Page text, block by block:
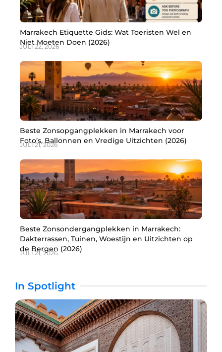
Marrakech Etiquette Gids: Wat Toeristen Wel en
Niet Moeten Doen (2026)
JULI 22, 2026
Beste Zonsopgangplekken in Marrakech voor
Foto’s, Ballonnen en Vredige Uitzichten (2026)
JULI 21, 2026
Beste Zonsondergangplekken in Marrakech:
Dakterrassen, Tuinen, Woestijn en Uitzichten op
de Bergen (2026)
JULI 21, 2026
In Spotlight